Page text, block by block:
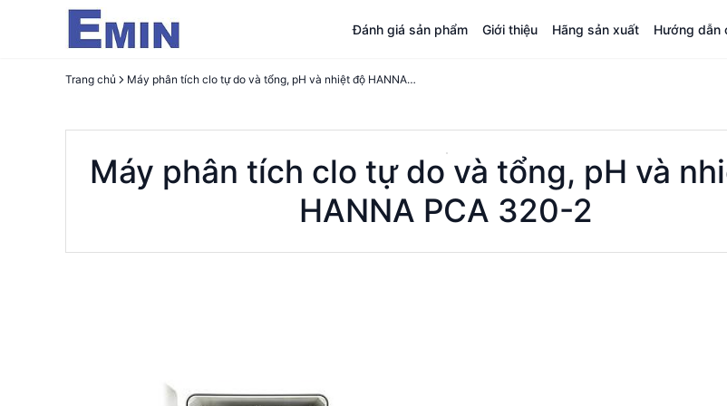
Đánh giá sản phẩm Giới thiệu Hãng sản xuất Hướng dẫn
Trang chủ Máy phân tích clo tự do và tổng, pH và nhiệt độ HANNA PCA 320-2
Máy phân tích clo tự do và tổng, pH và
HANNA PCA 320-2